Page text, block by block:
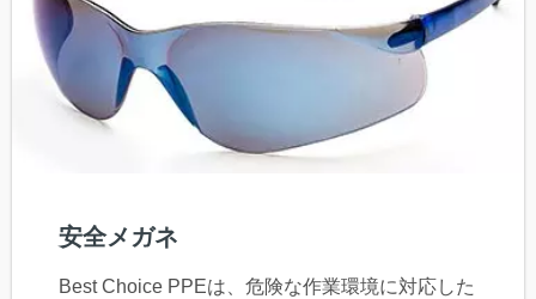
安全メガネ
Best Choice PPEは、危険な作業環境に対応した